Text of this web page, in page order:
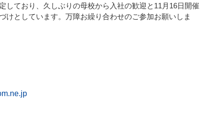
しており、久しぶりの母校から入社の歓迎と11月16日開催
けとしています。万障お繰り合わせのご参加お願いしま